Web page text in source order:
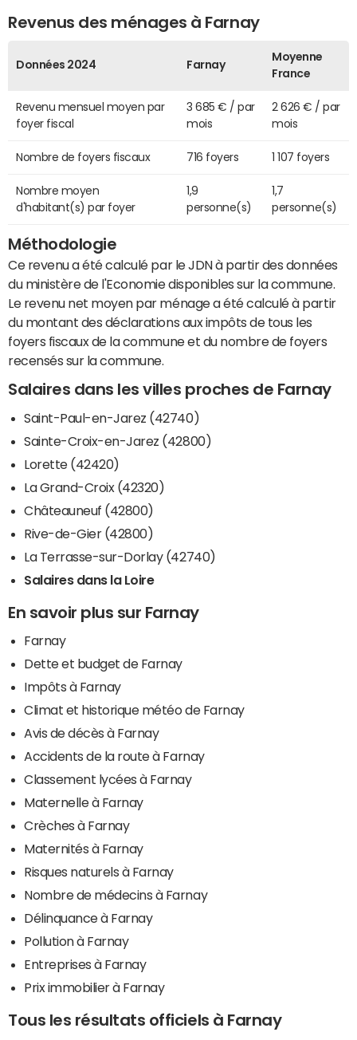
Revenus des ménages à Farnay
Données 2024 Farnay
Moyenne
France
Revenu mensuel moyen par
foyer fiscal
3 685 € / par
mois
2 626 € / par
mois
Nombre de foyers fiscaux 716 foyers 1 107 foyers
Nombre moyen
d'habitant(s) par foyer
1,9
personne(s)
1,7
personne(s)
Méthodologie
Ce revenu a été calculé par le JDN à partir des données
du ministère de l'Economie disponibles sur la commune.
Le revenu net moyen par ménage a été calculé à partir
du montant des déclarations aux impôts de tous les
foyers fiscaux de la commune et du nombre de foyers
recensés sur la commune.
Salaires dans les villes proches de Farnay
Saint-Paul-en-Jarez (42740)
Sainte-Croix-en-Jarez (42800)
Lorette (42420)
La Grand-Croix (42320)
Châteauneuf (42800)
Rive-de-Gier (42800)
La Terrasse-sur-Dorlay (42740)
Salaires dans la Loire
En savoir plus sur Farnay
Farnay
Dette et budget de Farnay
Impôts à Farnay
Climat et historique météo de Farnay
Avis de décès à Farnay
Accidents de la route à Farnay
Classement lycées à Farnay
Maternelle à Farnay
Crèches à Farnay
Maternités à Farnay
Risques naturels à Farnay
Nombre de médecins à Farnay
Délinquance à Farnay
Pollution à Farnay
Entreprises à Farnay
Prix immobilier à Farnay
Tous les résultats officiels à Farnay